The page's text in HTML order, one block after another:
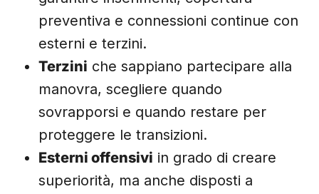
preventiva e connessioni continue con
esterni e terzini.
Terzini che sappiano partecipare alla
manovra, scegliere quando
sovrapporsi e quando restare per
proteggere le transizioni.
Esterni offensivi in grado di creare
superiorità, ma anche disposti a